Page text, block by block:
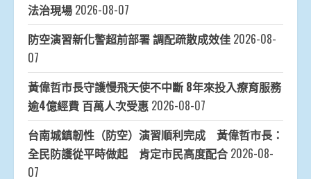
法治現場 2026-08-07
防空演習新化警超前部署 調配疏散成效佳 2026-08-
07
黃偉哲市長守護慢飛天使不中斷 8年來投入療育服務
逾4億經費 百萬人次受惠 2026-08-07
台南城鎮韌性（防空）演習順利完成 黃偉哲市長：
全民防護從平時做起 肯定市民高度配合 2026-08-
07